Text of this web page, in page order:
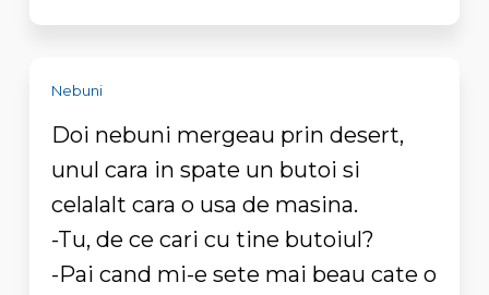
Nebuni
Doi nebuni mergeau prin desert,
unul cara in spate un butoi si
celalalt cara o usa de masina.
-Tu, de ce cari cu tine butoiul?
-Pai cand mi-e sete mai beau cate o